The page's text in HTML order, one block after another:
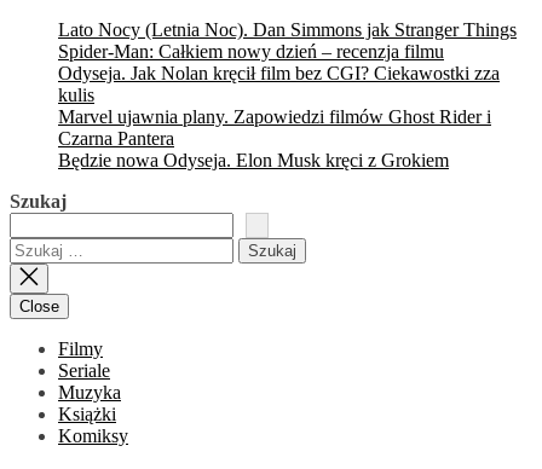
Lato Nocy (Letnia Noc). Dan Simmons jak Stranger Things
Spider-Man: Całkiem nowy dzień – recenzja filmu
Odyseja. Jak Nolan kręcił film bez CGI? Ciekawostki zza
kulis
Marvel ujawnia plany. Zapowiedzi filmów Ghost Rider i
Czarna Pantera
Będzie nowa Odyseja. Elon Musk kręci z Grokiem
Szukaj
Szukaj:
Close
Filmy
Seriale
Muzyka
Książki
Komiksy